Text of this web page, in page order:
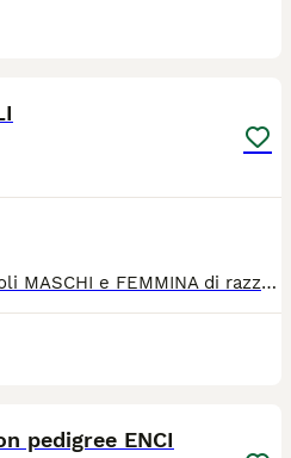
Disponibili bellissimi cuccioli MASCHI e FEMMINA di razza Maltese. I nostri cuccioli sono nati presso il nostro allevamento riconosciuto ENCI e FCI in ambiente sano e curato. In allevamento dove potrete anche vedere e conoscere i genitori. Ogni cucciolo viene consegnato dai 3 mesi di età con: ✔️ Pedigree ENCI (fondamentale per certificare la razza, l'allevatore e garantire che non siano consanguinei) ✔️Microchip inserito, quindi già iscritto all'anagrafe canina ✔️Vaccinazioni complete ✔️Sverminazione effettuata ✔️ Libretto sanitario ✔️Abituati a fare i bisogni sulla traversina assorbente ✔️ Mangiano crocchette secche 📍 Vieni a conoscerci 👉 Noi siamo l’Allevamento della Famiglia Contarini e ci troviamo a Solarolo in Emilia Romagna... molto vicino a Imola! Distanze indicative: 40 minuti da Bologna 1 ora e 40 minuti da Firenze 1 ora e 40 minuti da Ancona 2 ore da Verona 2 ore e 50 minuti da Milano Per trovarci facilmente puoi cercare su Google Maps: "Allevamento famiglia Contarini" 🏡 Visite in allevamento tutti i giorni PREVIO APPUNTAMENTO TELEFONICO! 🚚 CONSEGNE in tutta Italia. 💳 Possibilità di pagamento in piccole COMODE RATE. Contattaci per maggiori informazioni! 📞 TEL. 3 3 8 6 3 0 3 1 0 8 (Se il numero non è visibile, clicca in alto a destra su “Mostra numero”) 🌐 SITO www.canimaltesi.it 📸 INSTAGRAM: @allevamentofamigliacontarini
pedigree ENCI